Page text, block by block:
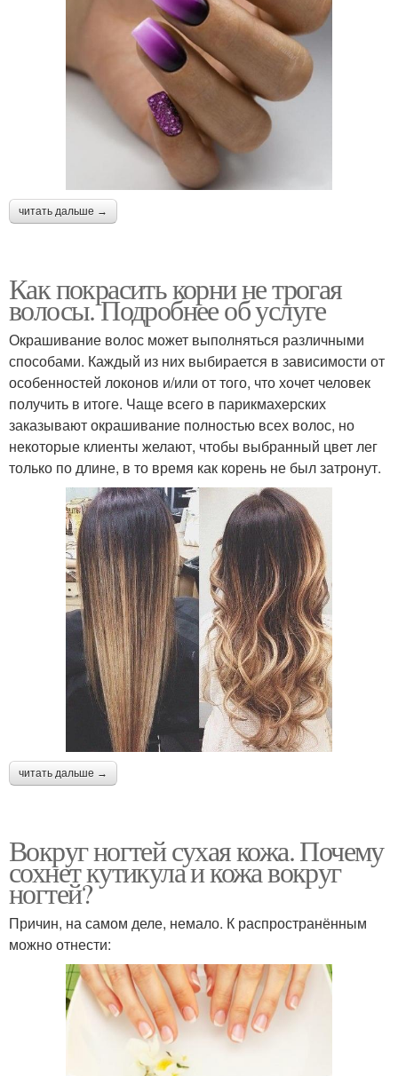
читать дальше →
Как покрасить корни не трогая
волосы. Подробнее об услуге
Окрашивание волос может выполняться различными
способами. Каждый из них выбирается в зависимости от
особенностей локонов и/или от того, что хочет человек
получить в итоге. Чаще всего в парикмахерских
заказывают окрашивание полностью всех волос, но
некоторые клиенты желают, чтобы выбранный цвет лег
только по длине, в то время как корень не был затронут.
читать дальше →
Вокруг ногтей сухая кожа. Почему
сохнет кутикула и кожа вокруг
ногтей?
Причин, на самом деле, немало. К распространённым
можно отнести: